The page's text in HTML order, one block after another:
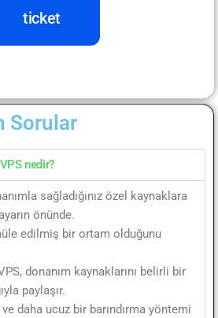
ticket
Sorular
nedir?
sağladığınız özel kaynaklara
önünde.
edilmiş bir ortam olduğunu
donanım kaynaklarını belirli bir
paylaşır.
daha ucuz bir barındırma yöntemi